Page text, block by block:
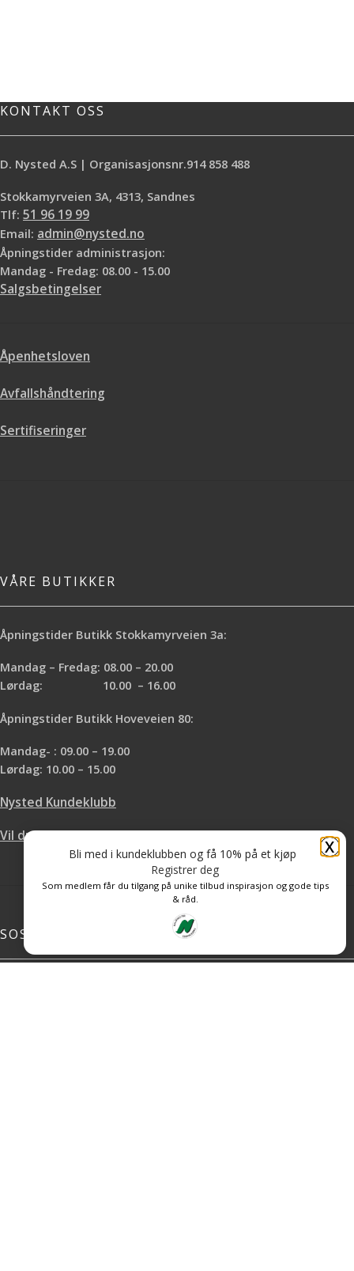
KONTAKT OSS
D. Nysted A.S | Organisasjonsnr.914 858 488
Stokkamyrveien 3A, 4313, Sandnes
Tlf: 51 96 19 99
Email: admin@nysted.no
Åpningstider administrasjon:
Mandag - Fredag: 08.00 - 15.00
Salgsbetingelser
Åpenhetsloven
Avfallshåndtering
Sertifiseringer
VÅRE BUTIKKER
Åpningstider Butikk Stokkamyrveien 3a:
Mandag – Fredag: 08.00 – 20.00
Lørdag: 10.00 – 16.00
Åpningstider Butikk Hoveveien 80:
Mandag- : 09.00 – 19.00
Lørdag: 10.00 – 15.00
Nysted Kundeklubb
Vil du leie hos oss?
SOSIALE MEDIER
X
Bli med i kundeklubben og få 10% på et kjøp
Registrer deg
Som medlem får du tilgang på unike tilbud inspirasjon og gode tips
& råd.